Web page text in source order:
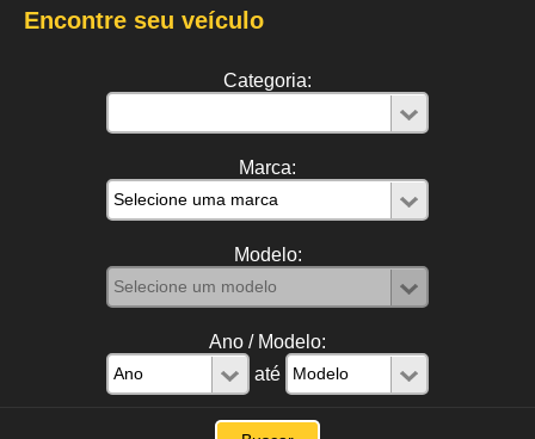
Encontre seu veículo
Categoria:
Marca:
Modelo:
Ano / Modelo:
até